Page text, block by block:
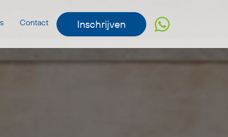
Contact Inschrijven